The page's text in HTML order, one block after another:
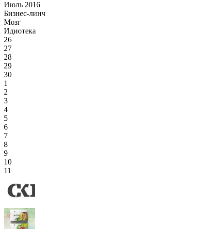
Июль 2016
Бизнес-линч
Мозг
Идиотека
26
27
28
29
30
1
2
3
4
5
6
7
8
9
10
11